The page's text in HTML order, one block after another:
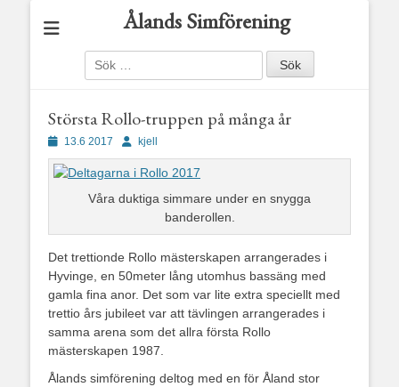
Ålands Simförening
Sök
efter:
Största Rollo-truppen på många år
Publicerad
den
13.6 2017 Författare
kjell
Våra duktiga simmare under en snygga
banderollen.
Det trettionde Rollo mästerskapen arrangerades i
Hyvinge, en 50meter lång utomhus bassäng med
gamla fina anor. Det som var lite extra speciellt med
trettio års jubileet var att tävlingen arrangerades i
samma arena som det allra första Rollo
mästerskapen 1987.
Ålands simförening deltog med en för Åland stor